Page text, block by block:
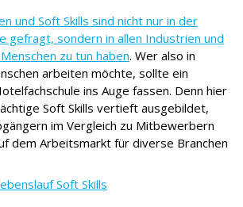
und Soft Skills sind nicht nur in der
gefragt, sondern in allen Industrien und
zu tun haben. Wer also in
arbeiten möchte, sollte ein
ins Auge fassen. Denn hier
Soft Skills vertieft ausgebildet,
im Vergleich zu Mitbewerbern
dem Arbeitsmarkt für diverse Branchen
Soft Skills